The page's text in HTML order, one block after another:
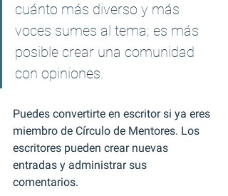
cuánto más diverso y más
voces sumes al tema; es más
posible crear una comunidad
con opiniones.
Puedes convertirte en escritor si ya eres
miembro de Círculo de Mentores. Los
escritores pueden crear nuevas
entradas y administrar sus
comentarios.